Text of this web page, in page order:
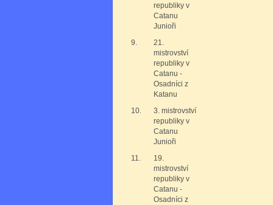
republiky v
Catanu
Junioři
9.
21.
mistrovství
republiky v
Catanu -
Osadníci z
Katanu
10.
3. mistrovství
republiky v
Catanu
Junioři
11.
19.
mistrovství
republiky v
Catanu -
Osadníci z